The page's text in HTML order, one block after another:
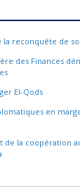
la reconquête de
des Finances
El-Qods
en
de la coopération